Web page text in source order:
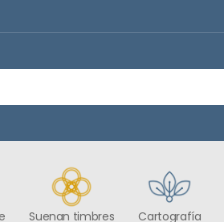
Suenan timbres Cartografía